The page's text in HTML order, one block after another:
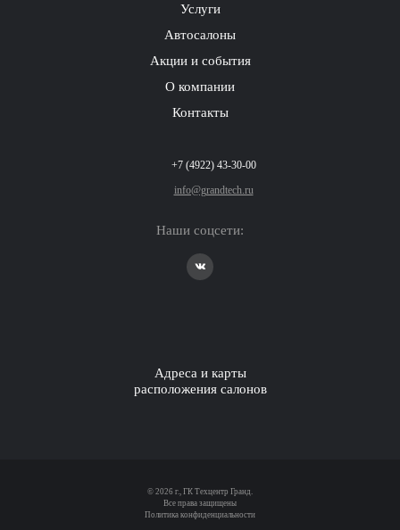
+7 (4922) 43-30-00
info@grandtech.ru
Наши соцсети:
Услуги
Автосалоны
Акции и события
О компании
Контакты
Адреса и карты
расположения салонов
© 2026 г., ГК Техцентр Гранд.
Все права защищены
Политика конфиденциальности